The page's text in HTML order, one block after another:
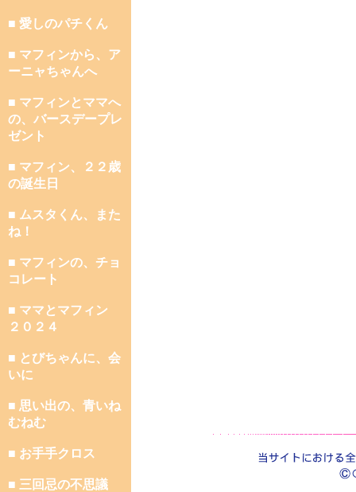
■ 愛しのパチくん
■ マフィンから、ア
ーニャちゃんへ
■ マフィンとママへ
の、バースデープレ
ゼント
■ マフィン、２２歳
の誕生日
■ ムスタくん、また
ね！
■ マフィンの、チョ
コレート
■ ママとマフィン
２０２４
■ とびちゃんに、会
いに
■ 思い出の、青いね
むねむ
■ お手手クロス
■ 三回忌の不思議